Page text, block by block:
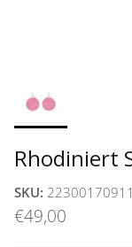
Rhodiniert
SKU: 22300170911
€49,00